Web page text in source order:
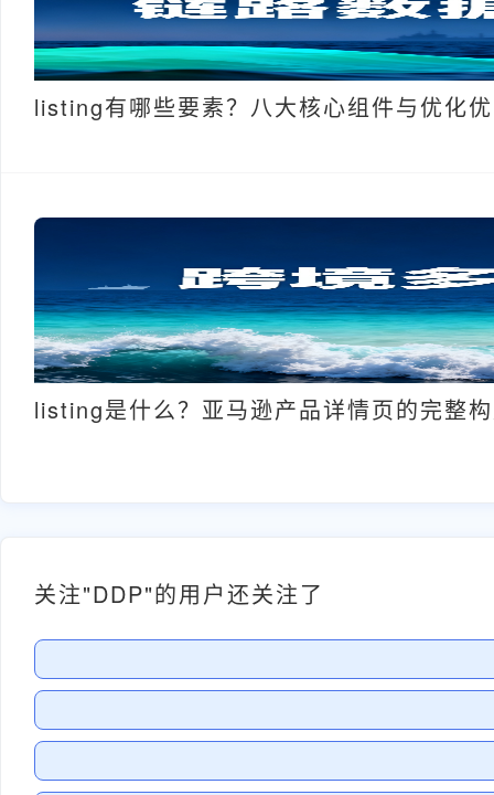
listing有哪些要素？八大核心组件与优化
listing是什么？亚马逊产品详情页的完整
关注"DDP"的用户还关注了